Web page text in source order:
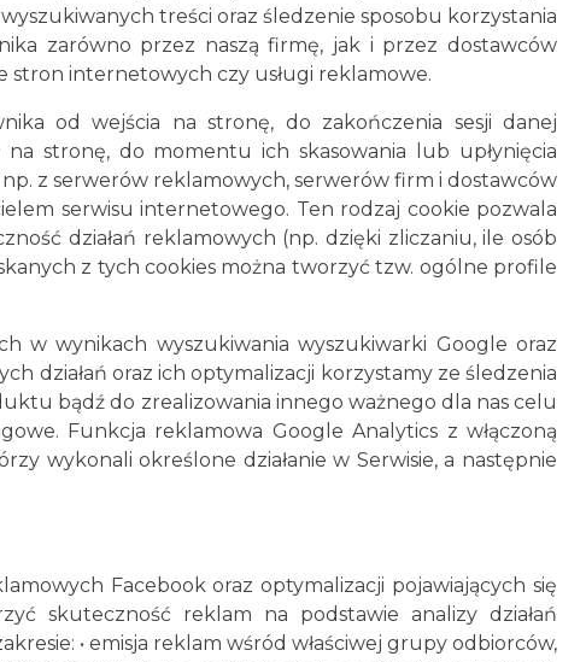
treści oraz śledzenie sposobu korzystania
zarówno przez naszą firmę, jak i przez dostawców
stron internetowych czy usługi reklamowe.
od wejścia na stronę, do zakończenia sesji danej
stronę, do momentu ich skasowania lub upłynięcia
z serwerów reklamowych, serwerów firm i dostawców
serwisu internetowego. Ten rodzaj cookie pozwala
działań reklamowych (np. dzięki zliczaniu, ile osób
z tych cookies można tworzyć tzw. ogólne profile
w wynikach wyszukiwania wyszukiwarki Google oraz
działań oraz ich optymalizacji korzystamy ze śledzenia
bądź do zrealizowania innego ważnego dla nas celu
Funkcja reklamowa Google Analytics z włączoną
wykonali określone działanie w Serwisie, a następnie
Facebook oraz optymalizacji pojawiających się
skuteczność reklam na podstawie analizy działań
• emisja reklam wśród właściwej grupy odbiorców,